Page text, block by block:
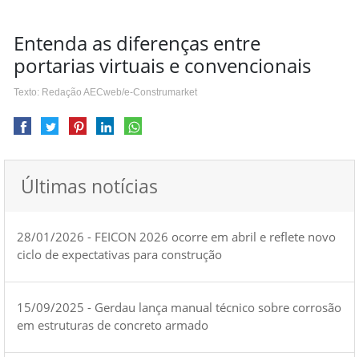
Entenda as diferenças entre
portarias virtuais e convencionais
Texto: Redação AECweb/e-Construmarket
Últimas notícias
28/01/2026 - FEICON 2026 ocorre em abril e reflete novo
ciclo de expectativas para construção
15/09/2025 - Gerdau lança manual técnico sobre corrosão
em estruturas de concreto armado